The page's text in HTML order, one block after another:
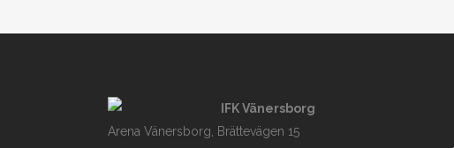
IFK Vänersborg
Arena Vänersborg, Brättevägen 15